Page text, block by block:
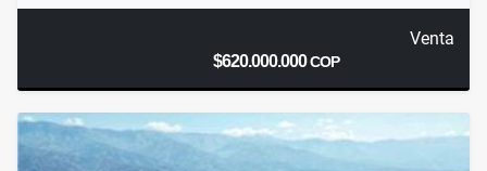
Venta
$620.000.000COP